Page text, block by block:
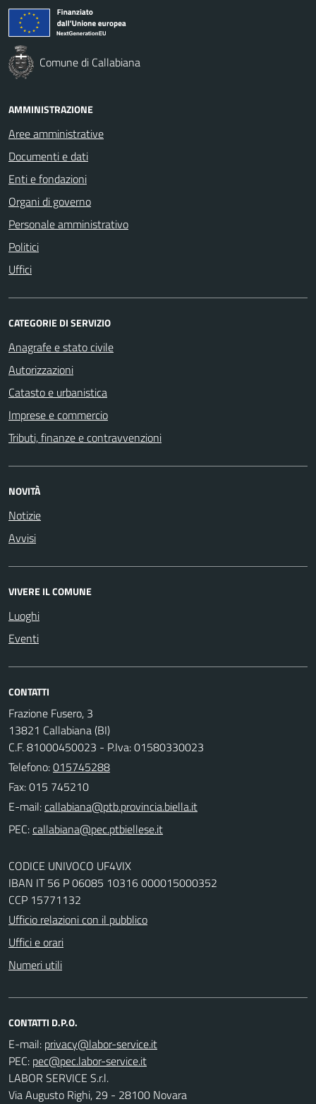
Comune di Callabiana
AMMINISTRAZIONE
Aree amministrative
Documenti e dati
Enti e fondazioni
Organi di governo
Personale amministrativo
Politici
Uffici
CATEGORIE DI SERVIZIO
Anagrafe e stato civile
Autorizzazioni
Catasto e urbanistica
Imprese e commercio
Tributi, finanze e contravvenzioni
NOVITÀ
Notizie
Avvisi
VIVERE IL COMUNE
Luoghi
Eventi
CONTATTI
Frazione Fusero, 3
13821 Callabiana (BI)
C.F. 81000450023 - P.Iva: 01580330023
Telefono:015745288
Fax: 015 745210
E-mail:
PEC:
CODICE UNIVOCO UF4VIX
IBAN IT 56 P 06085 10316 000015000352
CCP 15771132
Ufficio relazioni con il pubblico
Uffici e orari
Numeri utili
CONTATTI D.P.O.
E-mail:
PEC:
LABOR SERVICE S.r.l.
Via Augusto Righi, 29 - 28100 Novara